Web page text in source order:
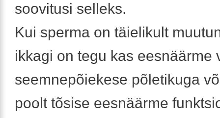
soovitusi selleks.
Kui sperma on täielikult
ikkagi on tegu kas eesnäärme
seemnepõiekese põletikuga
poolt tõsise eesnäärme